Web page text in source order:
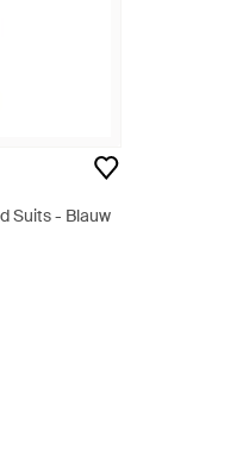
Suits - Blauw